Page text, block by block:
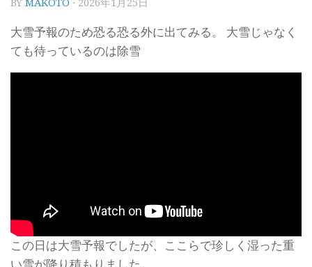
BY MAKOTO · 2026年1月25日
大雪予報のため恐る恐る外に出てみる。 大雪じゃなく
ても待っているのは除雪
この日は大雪予報でしたが、ここらで珍しく湿った重
い雪が降り積もりました。